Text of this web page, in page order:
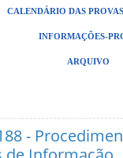
CALENDÁRIO DAS
INFORMAÇÕES-
ARQUIVO
-